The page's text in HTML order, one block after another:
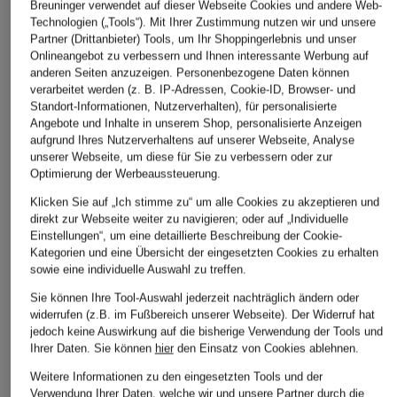
149,99 €
Jerseyhose FORLI
ab 129,99 €
Bestpreis:
110,49 €
Ursprünglich:229 €
7/8-Chino
47,99 €
Bestpreis:
40,79 €
Ursprünglich:99,95 €
Weitere Kategorien
Blaue MARC CAIN Blusen
Grüne MARC CAIN
MARC CAIN Poloshirts
MARC CAIN Pullover
Breuninger verwendet auf dieser Webseite Cookies und andere Web-
Technologien („Tools“). Mit Ihrer Zustimmung nutzen wir und unsere
Partner (Drittanbieter) Tools, um Ihr Shoppingerlebnis und unser
Onlineangebot zu verbessern und Ihnen interessante Werbung auf
anderen Seiten anzuzeigen. Personenbezogene Daten können
verarbeitet werden (z. B. IP-Adressen, Cookie-ID, Browser- und
Standort-Informationen, Nutzerverhalten), für personalisierte
Angebote und Inhalte in unserem Shop, personalisierte Anzeigen
aufgrund Ihres Nutzerverhaltens auf unserer Webseite, Analyse
unserer Webseite, um diese für Sie zu verbessern oder zur
Optimierung der Werbeaussteuerung.
Klicken Sie auf „Ich stimme zu“ um alle Cookies zu akzeptieren und
direkt zur Webseite weiter zu navigieren; oder auf „Individuelle
Einstellungen“, um eine detaillierte Beschreibung der Cookie-
Kategorien und eine Übersicht der eingesetzten Cookies zu erhalten
sowie eine individuelle Auswahl zu treffen.
Sie können Ihre Tool-Auswahl jederzeit nachträglich ändern oder
widerrufen (z.B. im Fußbereich unserer Webseite). Der Widerruf hat
jedoch keine Auswirkung auf die bisherige Verwendung der Tools und
Ihrer Daten. Sie können hierden Einsatz von Cookies ablehnen.
Weitere Informationen zu den eingesetzten Tools und der
Verwendung Ihrer Daten, welche wir und unsere Partner durch die